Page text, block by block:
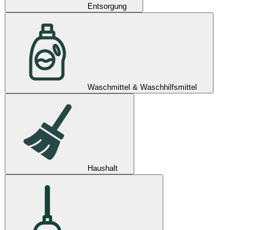
Entsorgung
Waschmittel & Waschhilfsmittel
Haushalt